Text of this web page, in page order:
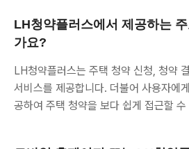
LH청약플러스에서 제공하는
가요?
LH청약플러스는 주택 청약 신청, 청약
서비스를 제공합니다. 더불어 사용자에
공하여 주택 청약을 보다 쉽게 접근할